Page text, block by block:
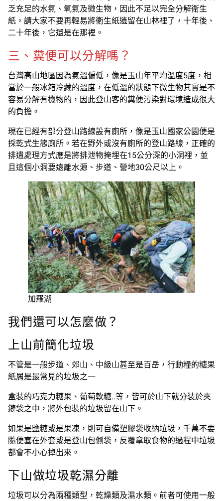
乏充足的水氣、氧氣及微生物，因此不足以完全分解衛生
紙，請大家不要再輕易將衛生紙遺留在山林裡了，十年後、
二十年後，它還是在那裡。
三、糞便可以分解嗎？
台灣高山地區因為氣溫偏低，像是玉山年平均溫度5度，相
當於一般冰箱冷藏的溫度，在低溫的狀態下微生物其實是不
容易分解有機物的，因此登山客的糞便污染對環境造成很大
的負擔。
現在已經有部分登山路線設有廁所，像是玉山國家公園便是
採乾式生態廁所。若在野外或沒有廁所的登山路線，正確的
排遺處理方式應是將排泄物掩埋在15公分深的小洞裡，並
且這個小洞要遠離水源、步道、營地30公尺以上。
加羅湖
我們還可以怎麼做？
上山前簡化垃圾
不管是一般步道、郊山、中級山甚至是百岳，行動糧的糖果
紙屑是最常見的垃圾之一
盒裝的巧克力糖果、葡萄軟糖..等，皆可於山下就分裝於夾
鏈袋之中，將外包裝的垃圾留在山下。
如果是鹽糖或是果凍，則可自備塑膠袋收納垃圾，千萬不要
隨便塞在外套或是登山包側袋，反覆拿取食物的過程中垃圾
都會不小心掉出來。
下山做垃圾乾濕分離
垃圾可以分為兩種類型，乾燥類及濕水類。前者可使用一般